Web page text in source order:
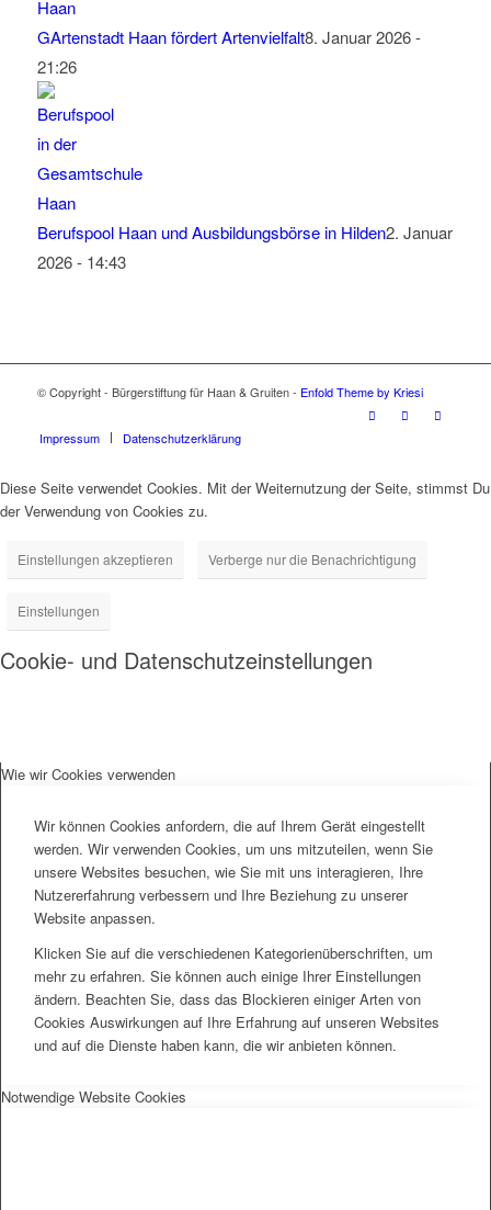
GArtenstadt Haan fördert Artenvielfalt8. Januar 2026 -
21:26
Berufspool Haan und Ausbildungsbörse in Hilden2. Januar
2026 - 14:43
© Copyright - Bürgerstiftung für Haan & Gruiten - Enfold Theme by Kriesi
Impressum Datenschutzerklärung
Diese Seite verwendet Cookies. Mit der Weiternutzung der Seite, stimmst Du
der Verwendung von Cookies zu.
Einstellungen akzeptieren Verberge nur die Benachrichtigung
Einstellungen
Cookie- und Datenschutzeinstellungen
Wie wir Cookies verwenden
Wir können Cookies anfordern, die auf Ihrem Gerät eingestellt
werden. Wir verwenden Cookies, um uns mitzuteilen, wenn Sie
unsere Websites besuchen, wie Sie mit uns interagieren, Ihre
Nutzererfahrung verbessern und Ihre Beziehung zu unserer
Website anpassen.
Klicken Sie auf die verschiedenen Kategorienüberschriften, um
mehr zu erfahren. Sie können auch einige Ihrer Einstellungen
ändern. Beachten Sie, dass das Blockieren einiger Arten von
Cookies Auswirkungen auf Ihre Erfahrung auf unseren Websites
und auf die Dienste haben kann, die wir anbieten können.
Notwendige Website Cookies